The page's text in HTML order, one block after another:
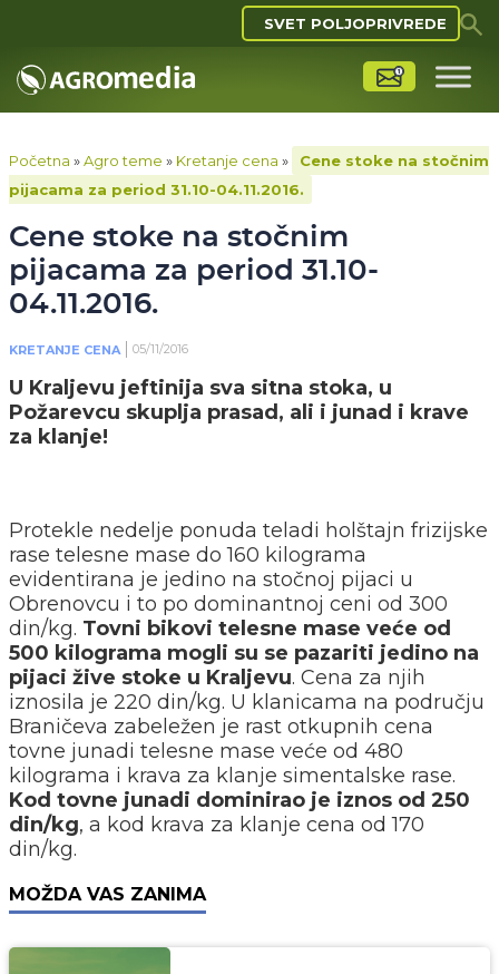
SVET POLJOPRIVREDE
Početna »Agro teme » Kretanje cena »
Cene stoke na stočnim
pijacama za period 31.10-04.11.2016.
Cene stoke na stočnim
pijacama za period 31.10-
04.11.2016.
KRETANJE CENA 05/11/2016
U Kraljevu jeftinija sva sitna stoka, u
Požarevcu skuplja prasad, ali i junad i krave
za klanje!
Protekle nedelje ponuda teladi holštajn frizijske
rase telesne mase do 160 kilograma
evidentirana je jedino na stočnoj pijaci u
Obrenovcu i to po dominantnoj ceni od 300
din/kg. Tovni bikovi telesne mase veće od
500 kilograma mogli su se pazariti jedino na
pijaci žive stoke u Kraljevu. Cena za njih
iznosila je 220 din/kg. U klanicama na području
Braničeva zabeležen je rast otkupnih cena
tovne junadi telesne mase veće od 480
kilograma i krava za klanje simentalske rase.
Kod tovne junadi dominirao je iznos od 250
din/kg, a kod krava za klanje cena od 170
din/kg.
MOŽDA VAS ZANIMA